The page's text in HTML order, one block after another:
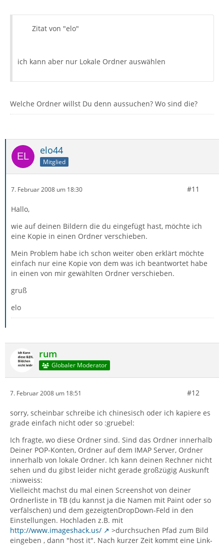
Zitat von "elo"
ich kann aber nur Lokale Ordner auswählen
Welche Ordner willst Du denn aussuchen? Wo sind die?
elo44
Mitglied
7. Februar 2008 um 18:30 #11
Hallo,
wie auf deinen Bildern die du eingefügt hast, möchte ich
eine Kopie in einen Ordner verschieben.
Mein Problem habe ich schon weiter oben erklärt möchte
einfach nur eine Kopie von dem was ich beantwortet habe
in einen von mir gewählten Ordner verschieben.
gruß
elo
rum
Globaler Moderator
7. Februar 2008 um 18:51 #12
sorry, scheinbar schreibe ich chinesisch oder ich kapiere es
grade einfach nicht oder so :gruebel:
Ich fragte, wo diese Ordner sind. Sind das Ordner innerhalb
Deiner POP-Konten, Ordner auf dem IMAP Server, Ordner
innerhalb von lokale Ordner. Ich kann deinen Rechner nicht
sehen und du gibst leider nicht gerade großzügig Auskunft
:nixweiss:
Vielleicht machst du mal einen Screenshot von deiner
Ordnerliste in TB (du kannst ja die Namen mit Paint oder so
verfälschen) und dem gezeigtenDropDown-Feld in den
Einstellungen. Hochladen z.B. mit
http://www.imageshack.us/
>durchsuchen Pfad zum Bild
eingeben , dann "host it". Nach kurzer Zeit kommt eine Link-